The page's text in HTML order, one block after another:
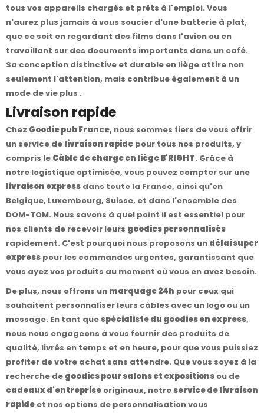
tous vos appareils chargés et prêts à l'emploi. Vous
n'aurez plus jamais à vous soucier d'une batterie à plat,
que ce soit en regardant des films dans l'avion ou en
travaillant sur des documents importants dans un café.
Sa conception distinctive et durable en liège attire non
seulement l'attention, mais contribue également à un
mode de vie plus .
Livraison rapide
Chez Goodie pub France, nous sommes fiers de vous offrir
un service de livraison rapide pour tous nos produits, y
compris le Câble de charge en liège B'RIGHT. Grâce à
notre logistique optimisée, vous pouvez compter sur une
livraison express dans toute la France, ainsi qu'en
Belgique, Luxembourg, Suisse, et dans l'ensemble des
DOM-TOM. Nous savons à quel point il est essentiel pour
nos clients de recevoir leurs goodies personnalisés
rapidement. C'est pourquoi nous proposons un délai super
express pour les commandes urgentes, garantissant que
vous ayez vos produits au moment où vous en avez besoin.
De plus, nous offrons un marquage 24h pour ceux qui
souhaitent personnaliser leurs câbles avec un logo ou un
message. En tant quespécialiste du goodies en express,
nous nous engageons à vous fournir des produits de
qualité, livrés en temps et en heure, pour que vous puissiez
profiter de votre achat sans attendre. Que vous soyez à la
recherche de goodies pour salons et expositions ou de
cadeaux d'entreprise originaux, notreservice de livraison
rapide et nos options de personnalisation vous